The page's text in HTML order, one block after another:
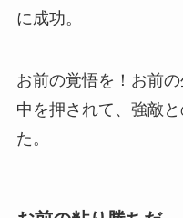
に成功。
お前の覚悟を！お前
中を押されて、強敵
た。